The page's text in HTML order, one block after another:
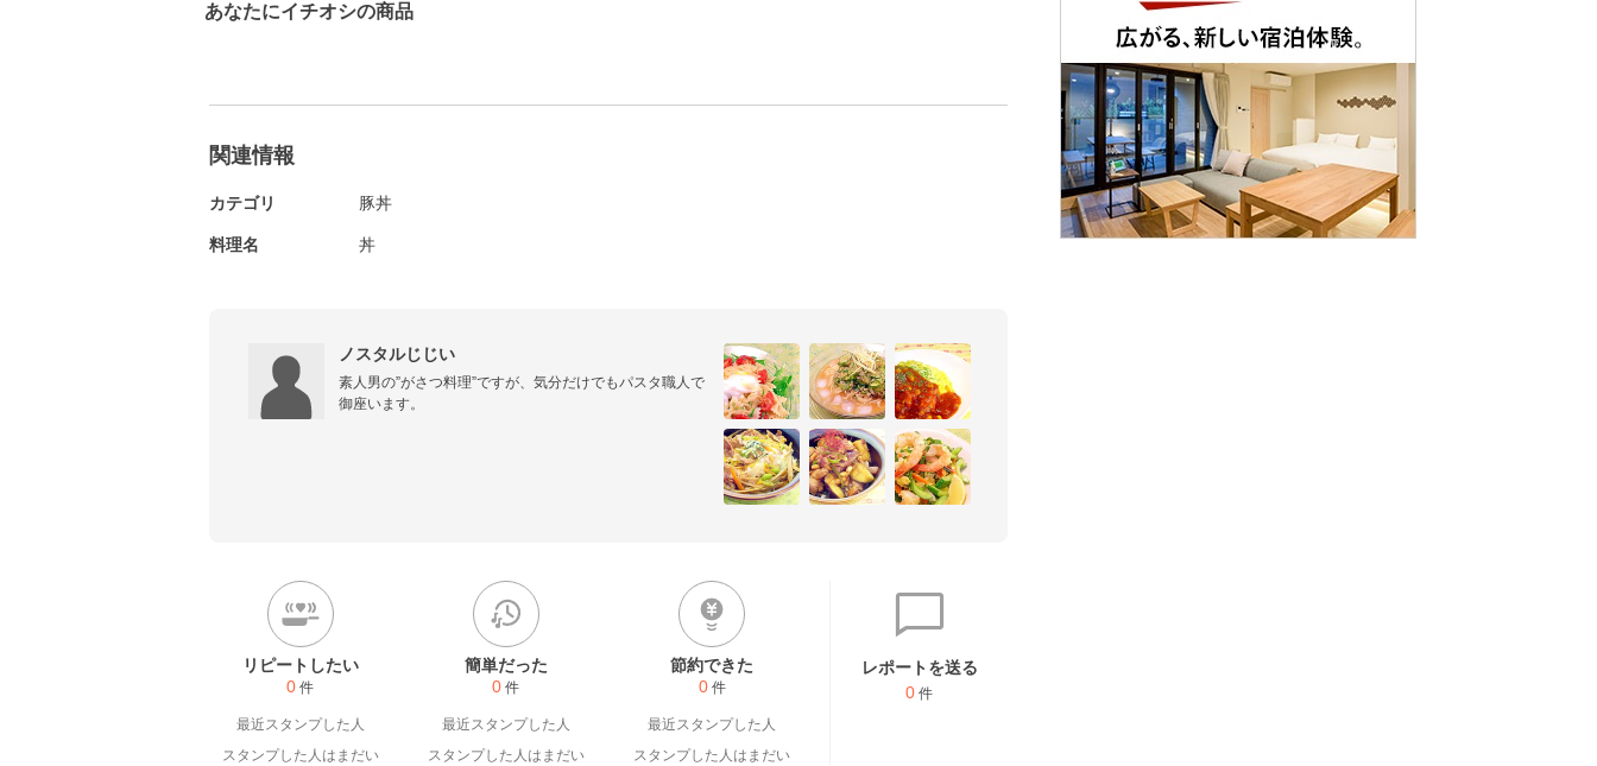
あなたにイチオシの商品
関連情報
カテゴリ 豚丼
料理名 丼
ノスタルじじい
素人男の”がさつ料理”ですが、気分だけでもパスタ職人で
御座います。
リピートしたい
0 件
最近スタンプした人
スタンプした人はまだい
簡単だった
0 件
最近スタンプした人
スタンプした人はまだい
節約できた
0 件
最近スタンプした人
スタンプした人はまだい
レポートを送る
0 件